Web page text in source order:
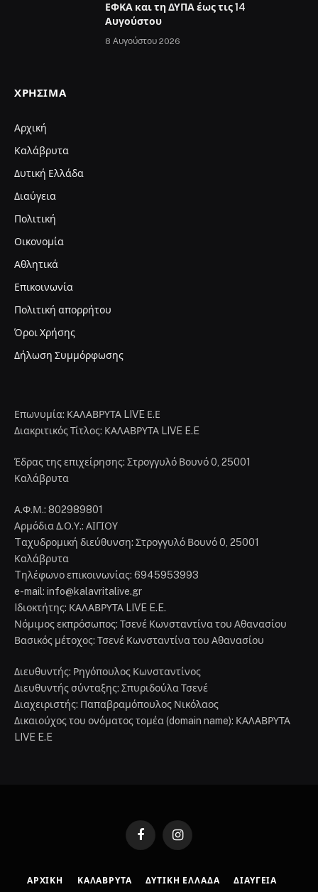
ΕΦΚΑ και τη ΔΥΠΑ έως τις 14
Αυγούστου
8 Αυγούστου 2026
ΧΡΉΣΙΜΑ
Αρχική
Καλάβρυτα
Δυτική Ελλάδα
Διαύγεια
Πολιτική
Οικονομία
Αθλητικά
Επικοινωνία
Πολιτική απορρήτου
Όροι Χρήσης
Δήλωση Συμμόρφωσης
Επωνυμία: ΚΑΛΑΒΡΥΤΑ LIVE Ε.Ε
Διακριτικός Τίτλος: ΚΑΛΑΒΡΥΤΑ LIVE E.E
Έδρας της επιχείρησης: Στρογγυλό Βουνό 0, 25001
Καλάβρυτα
Α.Φ.Μ.: 802989801
Αρμόδια Δ.Ο.Υ.: ΑΙΓΙΟΥ
Tαχυδρομική διεύθυνση: Στρογγυλό Βουνό 0, 25001
Καλάβρυτα
Tηλέφωνο επικοινωνίας: 6945953993
e-mail: info@kalavritalive.gr
Iδιοκτήτης: ΚΑΛΑΒΡΥΤΑ LIVE E.E.
Νόμιμος εκπρόσωπος: Τσενέ Κωνσταντίνα του Αθανασίου
Βασικός μέτοχος: Τσενέ Κωνσταντίνα του Αθανασίου
Διευθυντής: Ρηγόπουλος Κωνσταντίνος
Διευθυντής σύνταξης: Σπυριδούλα Τσενέ
Διαχειριστής: Παπαβραμόπουλος Νικόλαος
Δικαιούχος του ονόματος τομέα (domain name): ΚΑΛΑΒΡΥΤΑ
LIVE E.E
FacebookInstagram
ΑΡΧΙΚΉ ΚΑΛΆΒΡΥΤΑ ΔΥΤΙΚΉ ΕΛΛΆΔΑ ΔΙΑΎΓΕΙΑ